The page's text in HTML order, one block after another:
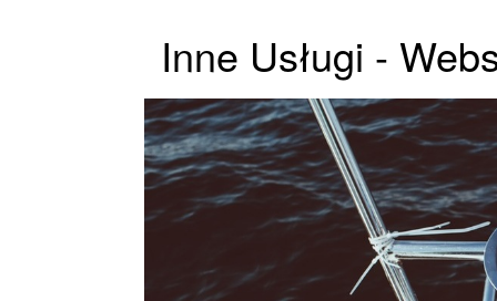
Inne Usługi -